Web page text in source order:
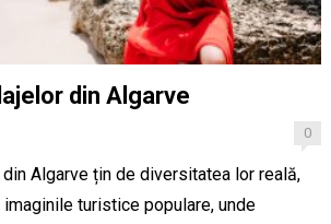
din Algarve
0
Algarve țin de diversitatea lor reală,
turistice populare, unde